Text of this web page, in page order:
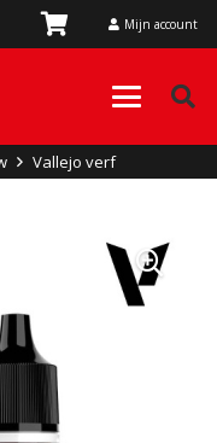
Mijn account
Vallejo verf